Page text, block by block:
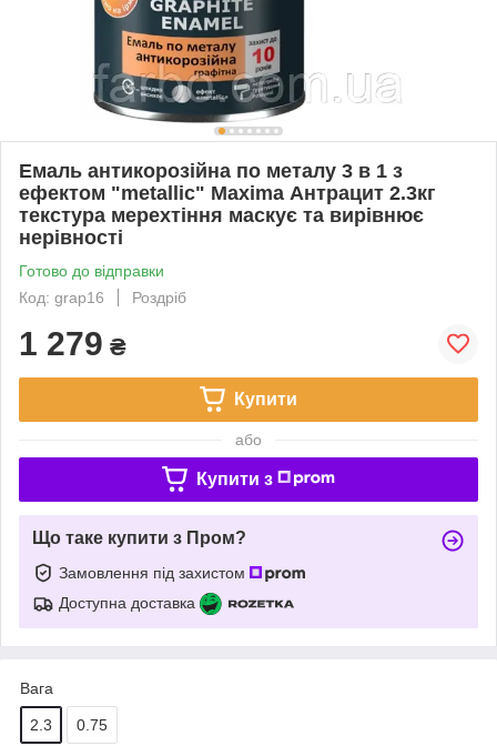
Емаль антикорозійна по металу 3 в 1 з
ефектом "metallic" Maxima Антрацит 2.3кг
текстура мерехтіння маскує та вирівнює
нерівності
Готово до відправки
Код: grap16
Роздріб
1 279 ₴
Купити
або
Купити з
Що таке купити з Пром?
Замовлення під захистом
Доступна доставка
Вага
2.3 0.75